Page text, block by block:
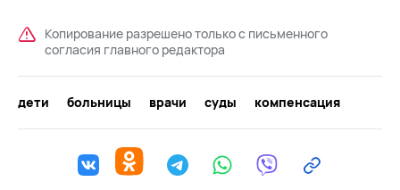
Копирование разрешено только с письменного
согласия главного редактора
дети больницы врачи суды компенсация